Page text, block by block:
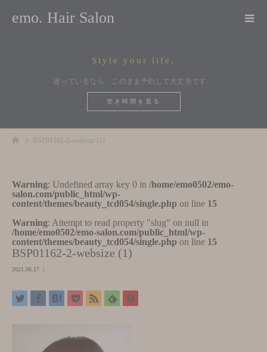
emo. Hair Salon
Style your life.
迷っているなら、このまま予約して大丈夫です。
空き時間を見る
BSP01162-2-websize (1)
Warning: Undefined array key 0 in /home/emo0502/emo-
salon.com/public_html/wp-
content/themes/beauty_tcd054/single.php on line 15
Warning: Attempt to read property "slug" on null in
/home/emo0502/emo-salon.com/public_html/wp-
content/themes/beauty_tcd054/single.php on line 15
BSP01162-2-websize (1)
2021.06.17